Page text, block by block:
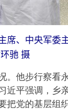
、中央军委
驰 摄
他步行察看
近平强调，
把党的基层